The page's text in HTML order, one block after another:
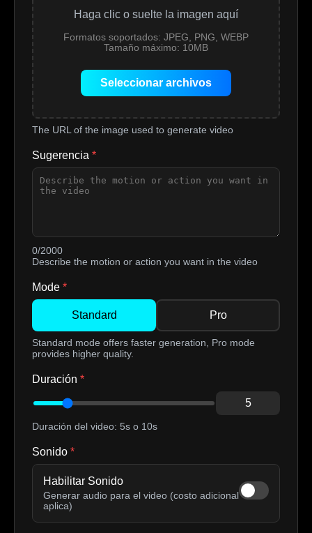
Haga clic o suelte la imagen aquí
Formatos soportados: JPEG, PNG, WEBP
Tamaño máximo: 10MB
Seleccionar archivos
The URL of the image used to generate video
Sugerencia *
0/2000
Describe the motion or action you want in the video
Mode *
Standard Pro
Standard mode offers faster generation, Pro mode
provides higher quality.
Duración *
5
Duración del video: 5s o 10s
Sonido *
Habilitar Sonido
Generar audio para el video (costo adicional
aplica)